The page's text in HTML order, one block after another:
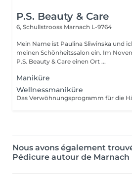
P.S. Beauty & Care
6, Schullstrooss Marnach L-9764
Mein Name ist Paulina Sliwinska und
meinen Schönheitssalon ein. Im
P.S. Beauty & Care einen Ort ...
Maniküre
Wellnessmaniküre
Nous avons également
Pédicure autour de Marnach